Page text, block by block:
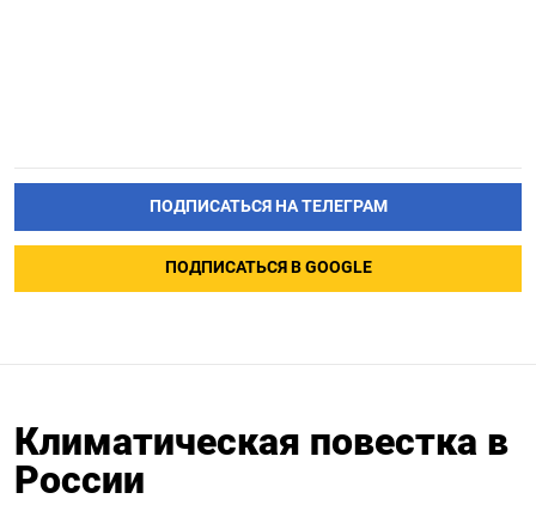
ПОДПИСАТЬСЯ НА ТЕЛЕГРАМ
ПОДПИСАТЬСЯ В GOOGLE
Климатическая повестка в
России